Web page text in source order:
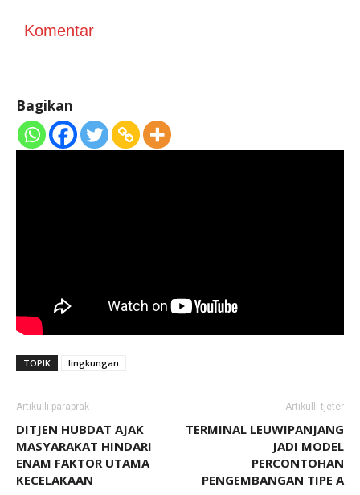
Komentar
Bagikan
TOPIK lingkungan
Artikulli paraprak
DITJEN HUBDAT AJAK
MASYARAKAT HINDARI
ENAM FAKTOR UTAMA
KECELAKAAN
Artikulli tjetër
TERMINAL LEUWIPANJANG
JADI MODEL
PERCONTOHAN
PENGEMBANGAN TIPE A